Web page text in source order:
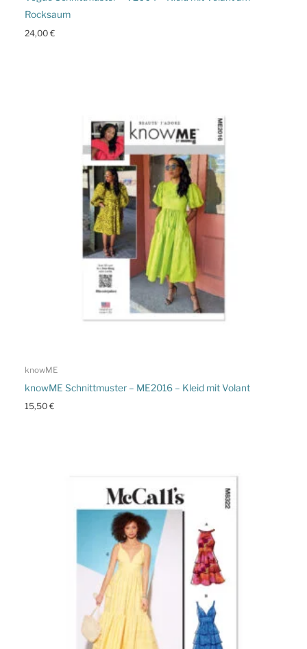
Rocksaum
24,00€
knowME
knowME Schnittmuster – ME2016 – Kleid mit Volant
15,50€